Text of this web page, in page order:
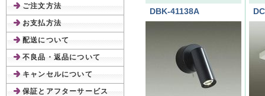
DBK-41138A
ご注文方法
お支払方法
配送について
不良品・返品について
キャンセルについて
保証とアフターサービス